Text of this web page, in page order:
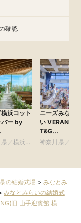
確認
浜コット
バー by
旧
／横浜・
ニーズみなと
い VERANDA
T&G
WEDDING(旧
神奈川県／み
内
の結婚式場 > みなとみ
みなとみらいの結婚式
旧 山手迎賓館 横